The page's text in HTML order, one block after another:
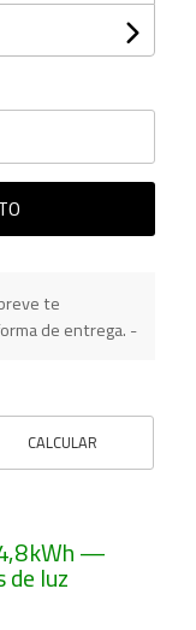
te
de entrega. -
CALCULAR
kWh —
luz